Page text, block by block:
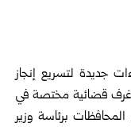
جديدة لتسريع إنجاز
غرف قضائية مختصة في
برئاسة وزير